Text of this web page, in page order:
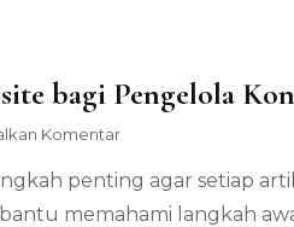
bagi Pengelola
Komentarpada
Memulai
Optimasi
penting agar setiap
memahami langkah